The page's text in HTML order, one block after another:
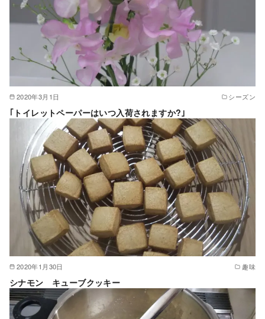
2020年3月1日 シーズン
｢トイレットペーパーはいつ入荷されますか?｣
2020年1月30日 趣味
シナモン キューブクッキー